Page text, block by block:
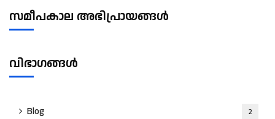
സമീപകാല അഭിപ്രായങ്ങൾ
വിഭാഗങ്ങൾ
Blog 2